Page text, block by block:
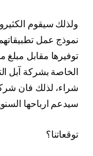
ولذلك سيقوم
نموذج عمل
توفيرها مقابل
سيدعم ارباحها
توقعاتنا؟